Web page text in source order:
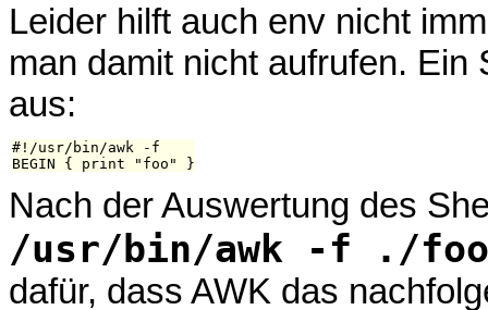
Leider hilft auch env nicht
man damit nicht aufrufen.
aus:
#!/usr/bin/awk -f
Nach der Auswertung des
/usr/bin/awk -f ./
dafür, dass AWK das